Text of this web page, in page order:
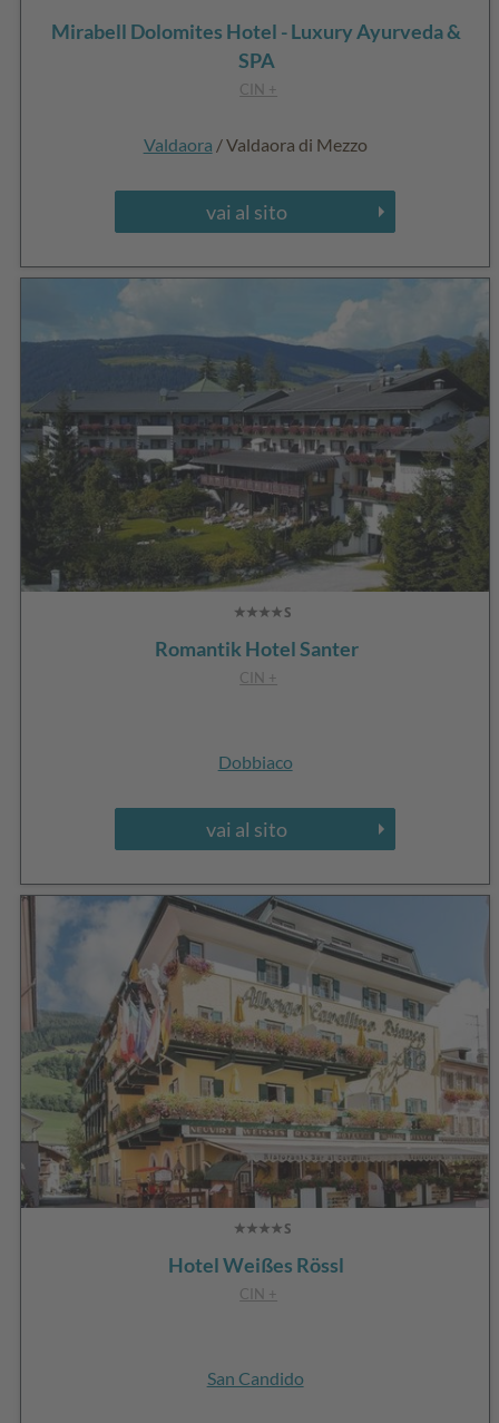
Mirabell Dolomites Hotel - Luxury Ayurveda &
SPA
CIN +
Valdaora / Valdaora di Mezzo
vai al sito
Romantik Hotel Santer
CIN +
Dobbiaco
vai al sito
Hotel Weißes Rössl
CIN +
San Candido